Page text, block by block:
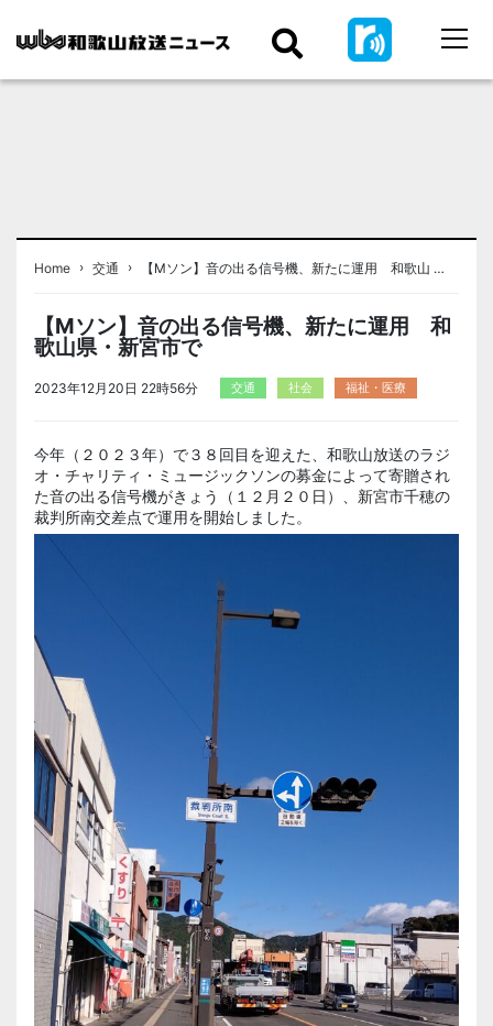
Home › 交通 › 【Mソン】音の出る信号機、新たに運用 和歌山 …
【Mソン】音の出る信号機、新たに運用 和
歌山県・新宮市で
2023年12月20日 22時56分 交通 社会 福祉・医療
今年（２０２３年）で３８回目を迎えた、和歌山放送のラジ
オ・チャリティ・ミュージックソンの募金によって寄贈され
た音の出る信号機がきょう（１２月２０日）、新宮市千穂の
裁判所南交差点で運用を開始しました。